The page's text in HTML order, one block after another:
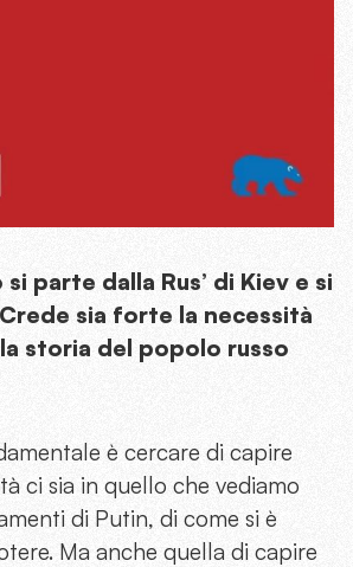
parte dalla Rus’ di Kiev e si
sia forte la necessità
storia del popolo russo
è cercare di capire
ci sia in quello che vediamo
di Putin, di come si è
Ma anche quella di capire